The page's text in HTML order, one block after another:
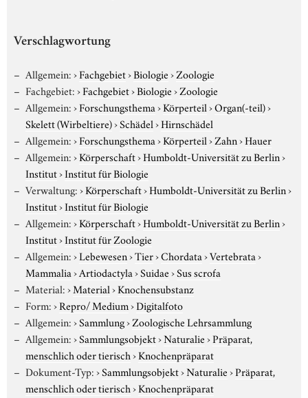
Verschlagwortung
Allgemein:›Fachgebiet›Biologie›Zoologie
Fachgebiet:›Fachgebiet›Biologie›Zoologie
Allgemein:›Forschungsthema›Körperteil›Organ(-teil)›
Skelett (Wirbeltiere)›Schädel›Hirnschädel
Allgemein:›Forschungsthema›Körperteil›Zahn›Hauer
Allgemein:›Körperschaft›Humboldt-Universität zu Berlin›
Institut›Institut für Biologie
Verwaltung:›Körperschaft›Humboldt-Universität zu Berlin›
Institut›Institut für Biologie
Allgemein:›Körperschaft›Humboldt-Universität zu Berlin›
Institut›Institut für Zoologie
Allgemein:›Lebewesen›Tier›Chordata›Vertebrata›
Mammalia›Artiodactyla›Suidae›Sus scrofa
Material:›Material›Knochensubstanz
Form:›Repro/ Medium›Digitalfoto
Allgemein:›Sammlung›Zoologische Lehrsammlung
Allgemein:›Sammlungsobjekt›Naturalie›Präparat,
menschlich oder tierisch›Knochenpräparat
Dokument-Typ:›Sammlungsobjekt›Naturalie›Präparat,
menschlich oder tierisch›Knochenpräparat